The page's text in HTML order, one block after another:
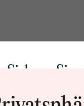
Sichern Sie
Rabatt auf